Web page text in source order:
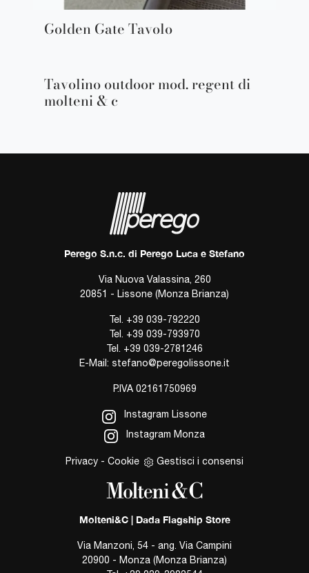
Golden Gate Tavolo
Tavolino outdoor mod. regent di
molteni & c
Perego S.n.c. di Perego Luca e Stefano
Via Nuova Valassina, 260
20851 - Lissone (Monza Brianza)
Tel. +39 039-792220
Tel. +39 039-793970
Tel. +39 039-2781246
E-Mail: stefano@peregolissone.it
P.IVA 02161750969
Instagram Lissone
Instagram Monza
Privacy - Cookie Gestisci i consensi
Molteni&C | Dada Flagship Store
Via Manzoni, 54 - ang. Via Campini
20900 - Monza (Monza Brianza)